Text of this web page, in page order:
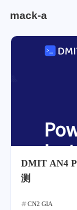
mack-a
DMIT AN4
测
CN2 GIA